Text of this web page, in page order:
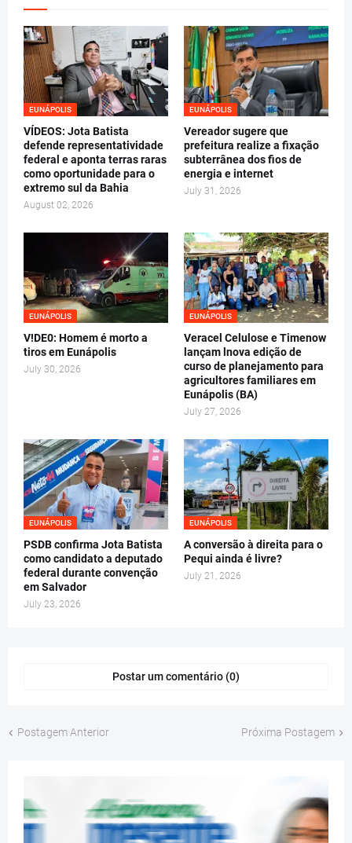
EUNÁPOLIS
VÍDEOS: Jota Batista
defende representatividade
federal e aponta terras raras
como oportunidade para o
extremo sul da Bahia
August 02, 2026
EUNÁPOLIS
Vereador sugere que
prefeitura realize a fixação
subterrânea dos fios de
energia e internet
July 31, 2026
EUNÁPOLIS
V!DE0: Homem é morto a
tiros em Eunápolis
July 30, 2026
EUNÁPOLIS
Veracel Celulose e Timenow
lançam lnova edição de
curso de planejamento para
agricultores familiares em
Eunápolis (BA)
July 27, 2026
EUNÁPOLIS
PSDB confirma Jota Batista
como candidato a deputado
federal durante convenção
em Salvador
July 23, 2026
EUNÁPOLIS
A conversão à direita para o
Pequi ainda é livre?
July 21, 2026
Postar um comentário (0)
Postagem Anterior Próxima Postagem